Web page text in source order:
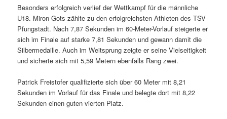
Besonders erfolgreich verlief der Wettkampf für die männliche
U18. Miron Gots zählte zu den erfolgreichsten Athleten des TSV
Pfungstadt. Nach 7,87 Sekunden im 60-Meter-Vorlauf steigerte er
sich im Finale auf starke 7,81 Sekunden und gewann damit die
Silbermedaille. Auch im Weitsprung zeigte er seine Vielseitigkeit
und sicherte sich mit 5,59 Metern ebenfalls Rang zwei.
Patrick Freistofer qualifizierte sich über 60 Meter mit 8,21
Sekunden im Vorlauf für das Finale und belegte dort mit 8,22
Sekunden einen guten vierten Platz.